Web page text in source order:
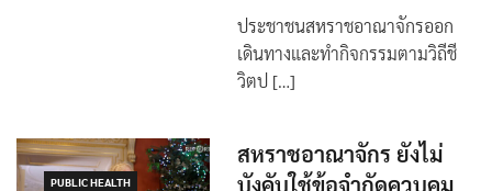
ประชาชนสหราชอาณาจักรออก
เดินทางและทำกิจกรรมตามวิถีชี
วิตป […]
PUBLIC HEALTH
สหราชอาณาจักร ยังไม่
บังคับใช้ข้อจำกัดควบคุม